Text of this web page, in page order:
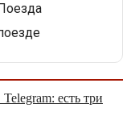
Поезда
есть три